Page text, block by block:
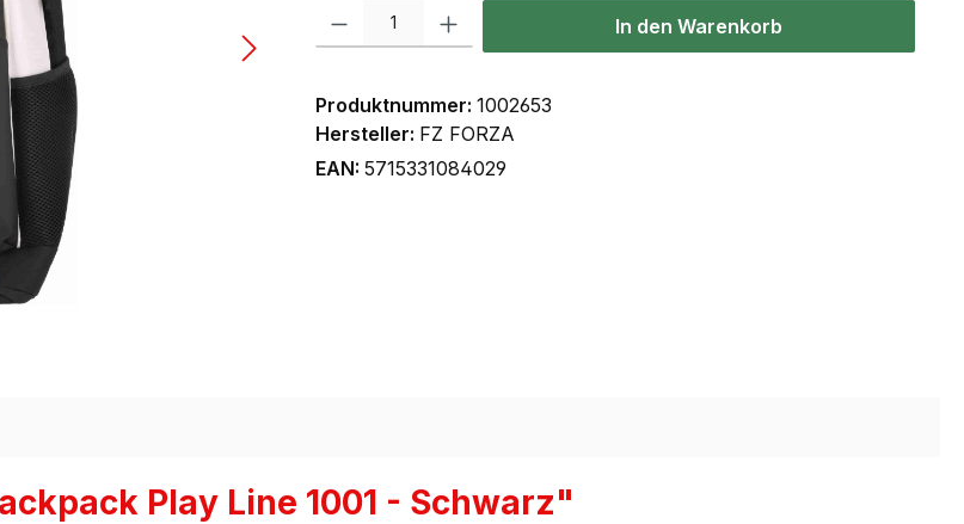
Produkt Anzahl: Gib den gewünschten Wert ein oder benutze die Schaltflächen
In den Warenkorb
Produktnummer: 1002653
Hersteller: FZ FORZA
EAN: 5715331084029
Play Line 1001 - Schwarz"